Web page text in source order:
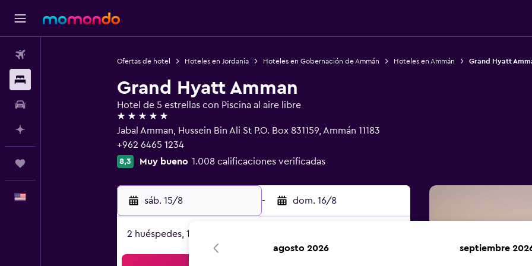
Ofertas de hotel Hoteles en Jordania Hoteles en Gobernación de Ammán Hoteles en Ammán Grand Hyatt
Grand Hyatt Amman
Hotel de 5 estrellas con Piscina al aire libre
5 estrellas
Jabal Amman, Hussein Bin Ali St P.O. Box 831159, Ammán 11183
+962 6465 1234
8,3 Muy bueno 1.008 calificaciones verificadas
sáb. 15/8 - dom. 16/8
2 huéspedes, 1 habitación
agosto 2026 septiembre